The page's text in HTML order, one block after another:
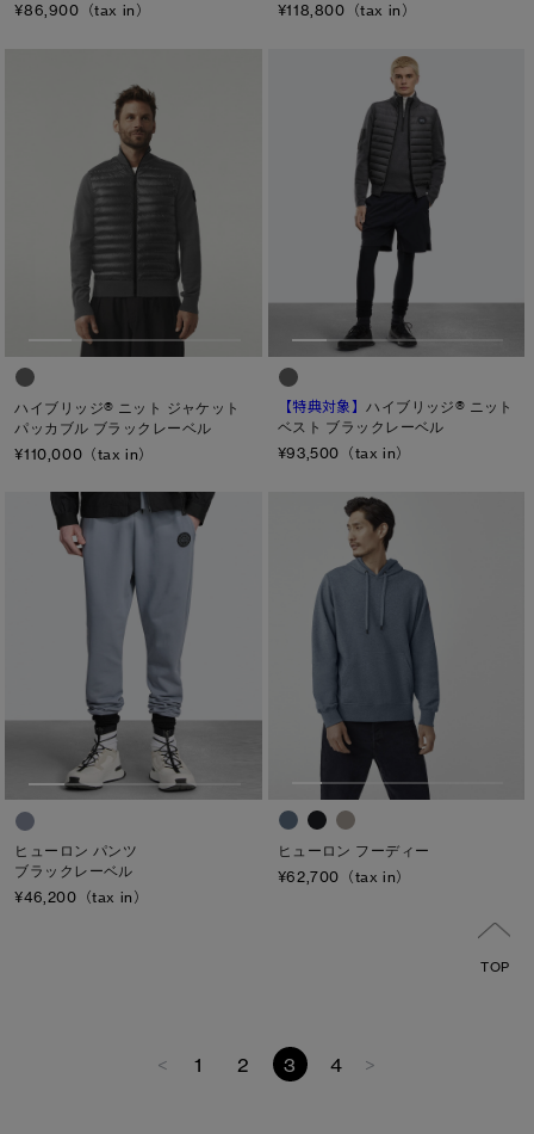
¥86,900（tax in）
¥118,800（tax in）
ハイブリッジ® ニット ジャケット
パッカブル ブラックレーベル
¥110,000（tax in）
【特典対象】ハイブリッジ® ニット
ベスト ブラックレーベル
¥93,500（tax in）
ヒューロン パンツ
ブラックレーベル
¥46,200（tax in）
ヒューロン フーディー
¥62,700（tax in）
TOP
< 1 2 3 4 >